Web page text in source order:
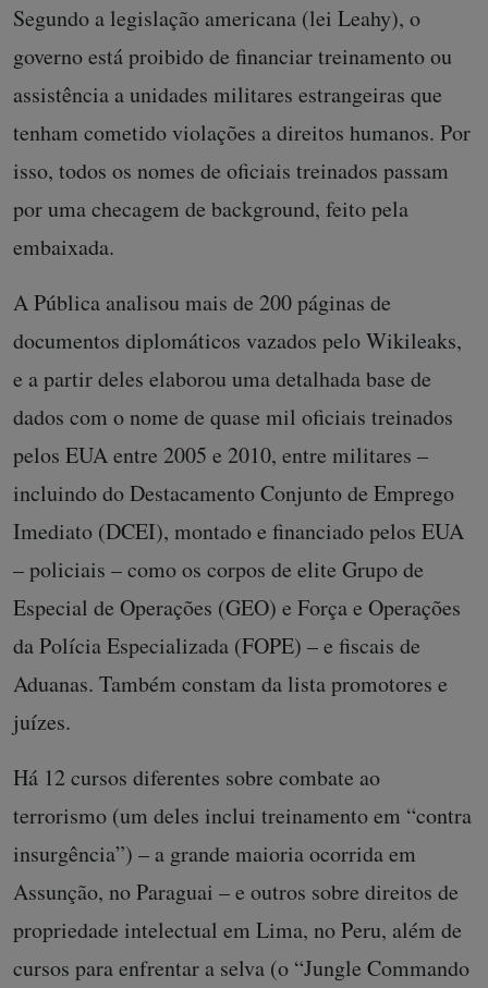
Segundo a legislação americana (lei Leahy), o
governo está proibido de financiar treinamento ou
assistência a unidades militares estrangeiras que
tenham cometido violações a direitos humanos. Por
isso, todos os nomes de oficiais treinados passam
por uma checagem de background, feito pela
embaixada.
A Pública analisou mais de 200 páginas de
documentos diplomáticos vazados pelo Wikileaks,
e a partir deles elaborou uma detalhada base de
dados com o nome de quase mil oficiais treinados
pelos EUA entre 2005 e 2010, entre militares –
incluindo do Destacamento Conjunto de Emprego
Imediato (DCEI), montado e financiado pelos EUA
– policiais – como os corpos de elite Grupo de
Especial de Operações (GEO) e Força e Operações
da Polícia Especializada (FOPE) – e fiscais de
Aduanas. Também constam da lista promotores e
juízes.
Há 12 cursos diferentes sobre combate ao
terrorismo (um deles inclui treinamento em “contra
insurgência”) – a grande maioria ocorrida em
Assunção, no Paraguai – e outros sobre direitos de
propriedade intelectual em Lima, no Peru, além de
cursos para enfrentar a selva (o “Jungle Commando
Pública.
Doe agora!